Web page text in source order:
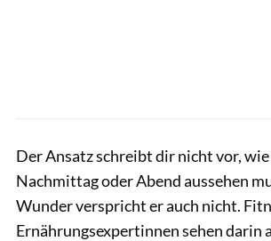
Der Ansatz schreibt dir nicht vor,
Nachmittag oder Abend aussehen
Wunder verspricht er auch nicht.
Ernährungsexpertinnen sehen darin